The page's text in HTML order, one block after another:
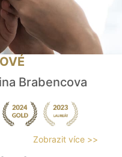
Brabencova
Zobrazit více >>